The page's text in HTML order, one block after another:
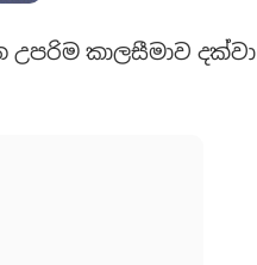
උපරිම කාලසීමාව දක්වා